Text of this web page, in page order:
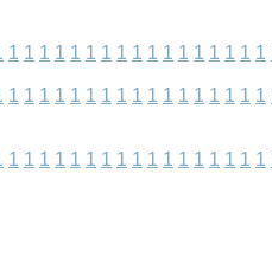
1 1 1 1 1 1 1 1 1 1 1 1 1 1 1 1 1
1 1 1 1 1 1 1 1 1 1 1 1 1 1 1 1 1
1 1 1 1 1 1 1 1 1 1 1 1 1 1 1 1 1